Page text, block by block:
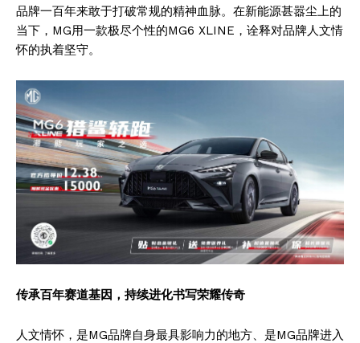
品牌一百年来敢于打破常规的精神血脉。在新能源甚嚣尘上的
当下，MG用一款极尽个性的MG6 XLINE，诠释对品牌人文情
怀的执着坚守。
传承百年赛道基因，持续进化书写荣耀传奇
人文情怀，是MG品牌自身最具影响力的地方、是MG品牌进入